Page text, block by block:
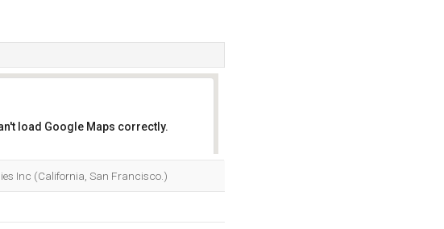
load Google Maps correctly.
Inc (California, San Francisco.)